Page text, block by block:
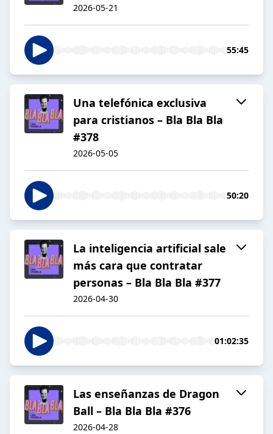
2026-05-21
55:45
Una telefónica exclusiva
para cristianos – Bla Bla Bla
#378
2026-05-05
50:20
La inteligencia artificial sale
más cara que contratar
personas – Bla Bla Bla #377
2026-04-30
01:02:35
Las enseñanzas de Dragon
Ball – Bla Bla Bla #376
2026-04-28